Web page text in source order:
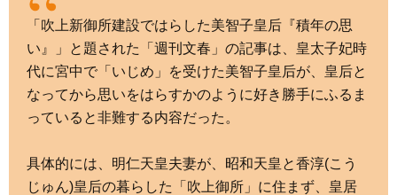
「吹上新御所建設ではらした美智子皇后『積年の思
い』」と題された「週刊文春」の記事は、皇太子妃時
代に宮中で「いじめ」を受けた美智子皇后が、皇后と
なってから思いをはらすかのように好き勝手にふるま
っていると非難する内容だった。
具体的には、明仁天皇夫妻が、昭和天皇と香淳(こう
じゅん)皇后の暮らした「吹上御所」に住まず、皇居